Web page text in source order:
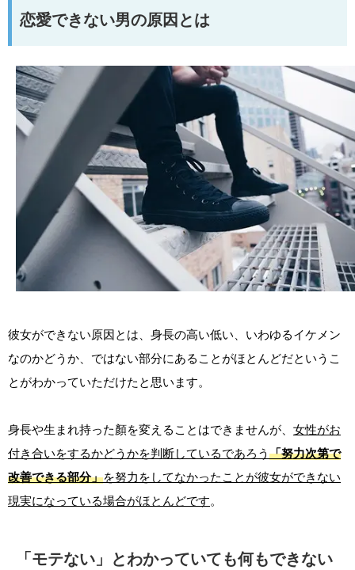
恋愛できない男の原因とは
彼女ができない原因とは、身長の高い低い、いわゆるイケメン
なのかどうか、ではない部分にあることがほとんどだというこ
とがわかっていただけたと思います。
身長や生まれ持った顏を変えることはできませんが、 女性がお
付き合いをするかどうかを判断しているであろう 「努力次第で
改善できる部分」を努力をしてなかったことが彼女ができない
現実になっている場合がほとんどです。
「モテない」とわかっていても何もできない